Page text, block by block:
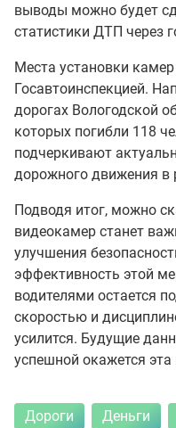
выводы можно будет
статистики ДТП через
Места установки
Госавтоинспекцией.
дорогах Вологодской
которых погибли 118
подчеркивают
дорожного движения в
Подводя итог, можно
видеокамер станет
улучшения
эффективность этой
водителями остается
скоростью и
усилится. Будущие
успешной окажется эта
Дороги Деньги